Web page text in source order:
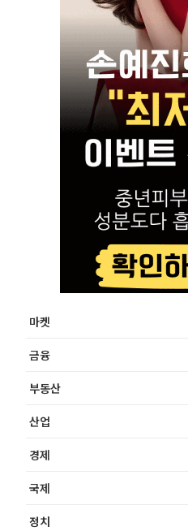
마켓
금융
부동산
산업
경제
국제
정치